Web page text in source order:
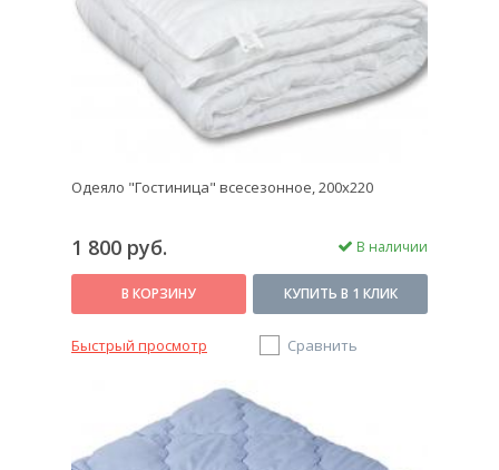
Одеяло "Гостиница" всесезонное, 200х220
1 800 руб. В наличии
В КОРЗИНУ КУПИТЬ В 1 КЛИК
Быстрый просмотр Сравнить